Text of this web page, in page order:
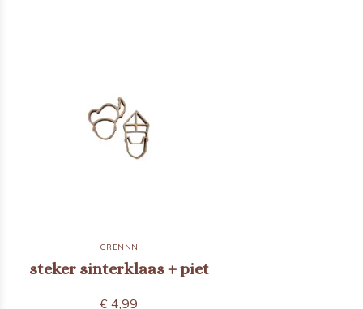
GRENNN
steker sinterklaas + piet
€ 4,99